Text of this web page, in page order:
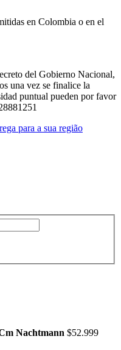
en Colombia o en el
del Gobierno Nacional,
una vez se finalice la
puntual pueden por favor
para a sua região
Nachtmann $52.999